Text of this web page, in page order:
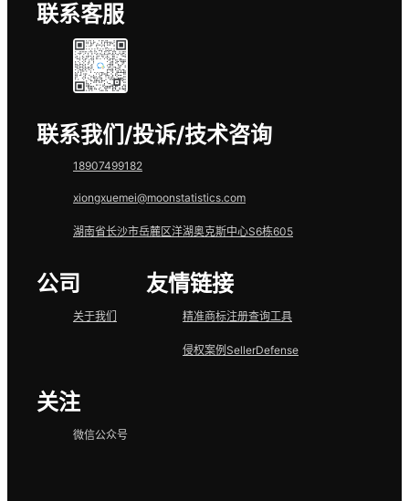
联系客服
联系我们/投诉/技术咨询
18907499182
xiongxuemei@moonstatistics.com
湖南省长沙市岳麓区洋湖奥克斯中心S6栋605
公司
关于我们
友情链接
精准商标注册查询工具
侵权案例SellerDefense
关注
微信公众号